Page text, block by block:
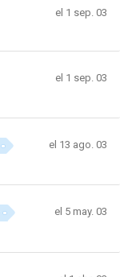
el 1 sep. 03
el 1 sep. 03
el 13 ago. 03
el 5 may. 03